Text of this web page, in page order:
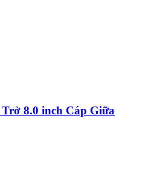
8.0 inch Cáp Giữa